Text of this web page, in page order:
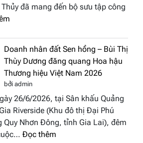
thuật
hậu
Thương
hiệu
Nam
2026
đã mang đến bộ sưu tập công
Thủy
cùng
BST
“Quý
cô
phố
biển”
được
Doanh nhân đất Sen hồng – Bùi Thị
Thùy Dương đăng quang Hoa hậu
Thương hiệu Việt Nam 2026
bởi admin
26/6/2026, tại Sân khấu Quảng
Riverside (Khu đô thị Đại Phú
Quy Nhơn Đông, tỉnh Gia Lai), đêm
Đọc thêm